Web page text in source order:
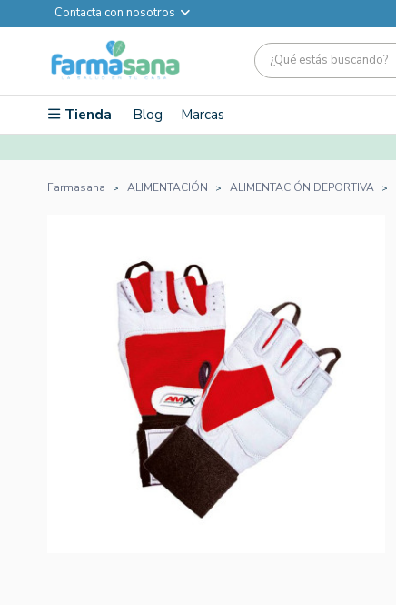
Contacta con nosotros
Tienda Blog Marcas
Farmasana ALIMENTACIÓN ALIMENTACIÓN DEPORTIVA